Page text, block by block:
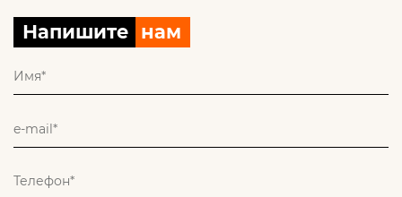
Напишите нам